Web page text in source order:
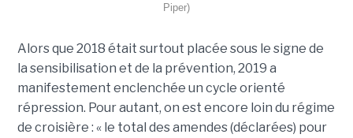
Piper)
Alors que 2018 était surtout placée sous le signe de
la sensibilisation et de la prévention, 2019 a
manifestement enclenchée un cycle orienté
répression. Pour autant, on est encore loin du régime
de croisière : « le total des amendes (déclarées) pour